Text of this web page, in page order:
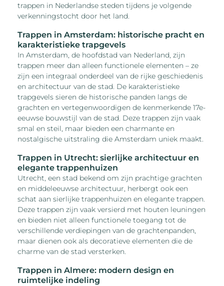
trappen in Nederlandse steden tijdens je volgende
verkenningstocht door het land.
Trappen in Amsterdam: historische pracht en
karakteristieke trapgevels
In Amsterdam, de hoofdstad van Nederland, zijn
trappen meer dan alleen functionele elementen – ze
zijn een integraal onderdeel van de rijke geschiedenis
en architectuur van de stad. De karakteristieke
trapgevels sieren de historische panden langs de
grachten en vertegenwoordigen de kenmerkende 17e-
eeuwse bouwstijl van de stad. Deze trappen zijn vaak
smal en steil, maar bieden een charmante en
nostalgische uitstraling die Amsterdam uniek maakt.
Trappen in Utrecht: sierlijke architectuur en
elegante trappenhuizen
Utrecht, een stad bekend om zijn prachtige grachten
en middeleeuwse architectuur, herbergt ook een
schat aan sierlijke trappenhuizen en elegante trappen.
Deze trappen zijn vaak versierd met houten leuningen
en bieden niet alleen functionele toegang tot de
verschillende verdiepingen van de grachtenpanden,
maar dienen ook als decoratieve elementen die de
charme van de stad versterken.
Trappen in Almere: modern design en
ruimtelijke indeling